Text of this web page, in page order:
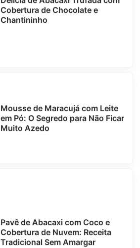
Cobertura de Chocolate e
Chantininho
Mousse de Maracujá com Leite
em Pó: O Segredo para Não Ficar
Muito Azedo
Pavê de Abacaxi com Coco e
Cobertura de Nuvem: Receita
Tradicional Sem Amargar